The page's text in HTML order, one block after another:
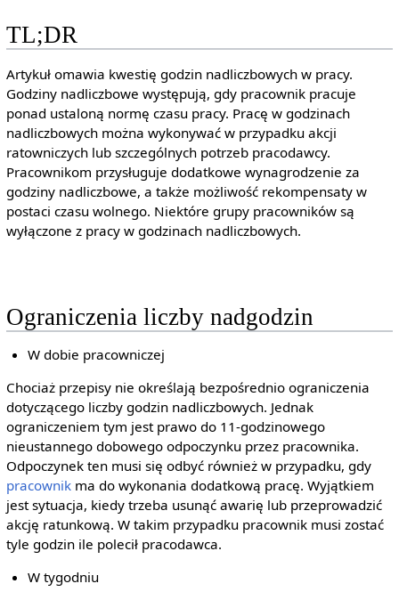
TL;DR
Artykuł omawia kwestię godzin nadliczbowych w pracy.
Godziny nadliczbowe występują, gdy pracownik pracuje
ponad ustaloną normę czasu pracy. Pracę w godzinach
nadliczbowych można wykonywać w przypadku akcji
ratowniczych lub szczególnych potrzeb pracodawcy.
Pracownikom przysługuje dodatkowe wynagrodzenie za
godziny nadliczbowe, a także możliwość rekompensaty w
postaci czasu wolnego. Niektóre grupy pracowników są
wyłączone z pracy w godzinach nadliczbowych.
Ograniczenia liczby nadgodzin
W dobie pracowniczej
Chociaż przepisy nie określają bezpośrednio ograniczenia
dotyczącego liczby godzin nadliczbowych. Jednak
ograniczeniem tym jest prawo do 11-godzinowego
nieustannego dobowego odpoczynku przez pracownika.
Odpoczynek ten musi się odbyć również w przypadku, gdy
pracownikma do wykonania dodatkową pracę. Wyjątkiem
jest sytuacja, kiedy trzeba usunąć awarię lub przeprowadzić
akcję ratunkową. W takim przypadku pracownik musi zostać
tyle godzin ile polecił pracodawca.
W tygodniu